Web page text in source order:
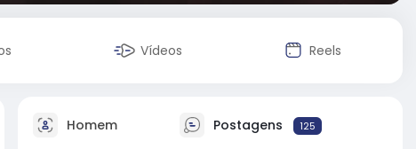
Vídeos Reels
Homem Postagens 125